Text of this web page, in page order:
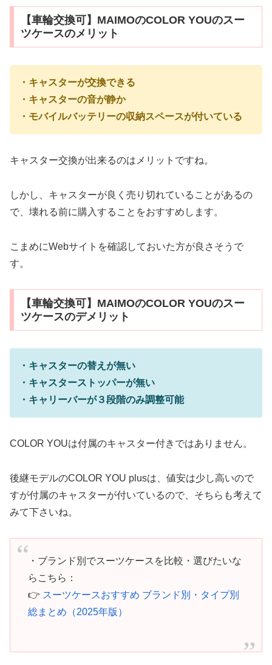
【車輪交換可】MAIMOのCOLOR YOUのスー
ツケースのメリット
・キャスターが交換できる
・キャスターの音が静か
・モバイルバッテリーの収納スペースが付いている
キャスター交換が出来るのはメリットですね。
しかし、キャスターが良く売り切れていることがあるの
で、壊れる前に購入することをおすすめします。
こまめにWebサイトを確認しておいた方が良さそうで
す。
【車輪交換可】MAIMOのCOLOR YOUのスー
ツケースのデメリット
・キャスターの替えが無い
・キャスターストッパーが無い
・キャリーバーが３段階のみ調整可能
COLOR YOUは付属のキャスター付きではありません。
後継モデルのCOLOR YOU plusは、値安は少し高いので
すが付属のキャスターが付いているので、そちらも考えて
みて下さいね。
・ブランド別でスーツケースを比較・選びたいな
らこちら：
👉 スーツケースおすすめ ブランド別・タイプ別
総まとめ（2025年版）